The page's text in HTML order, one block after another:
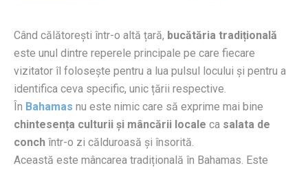
Când călătorești într-o altă țară, bucătăria tradițională
este unul dintre reperele principale pe care fiecare
vizitator îl folosește pentru a lua pulsul locului și pentru a
identifica ceva specific, unic țării respective.
În Bahamas nu este nimic care să exprime mai bine
chintesența culturii și mâncării locale ca salata de
conch într-o zi călduroasă și însorită.
Această este mâncarea tradițională în Bahamas. Este